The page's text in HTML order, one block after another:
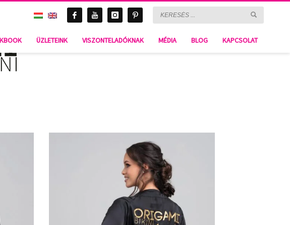
ÜZLETEINK VISZONTELADÓKNAK MÉDIA BLOG KAPCSOLAT